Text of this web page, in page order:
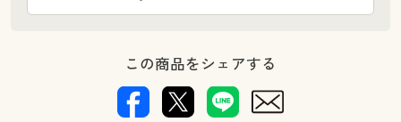
この商品をシェアする